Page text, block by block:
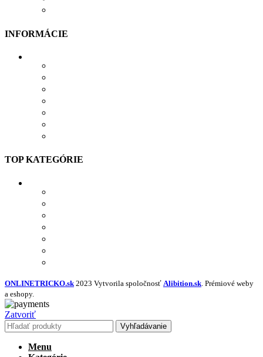
INFORMÁCIE
TOP KATEGÓRIE
ONLINETRICKO.sk 2023 Vytvorila spoločnosť Alibition.sk . Prémiové weby
a eshopy.
Zatvoriť
Vyhľadávanie
Menu